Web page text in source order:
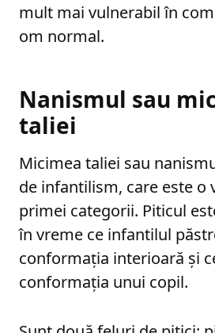
mult mai vulnerabil în
om normal.
Nanismul sau
taliei
Micimea taliei sau
de infantilism, care este o
primei categorii. Piticul
în vreme ce infantilul
conformația interioară și
conformația unui copil.